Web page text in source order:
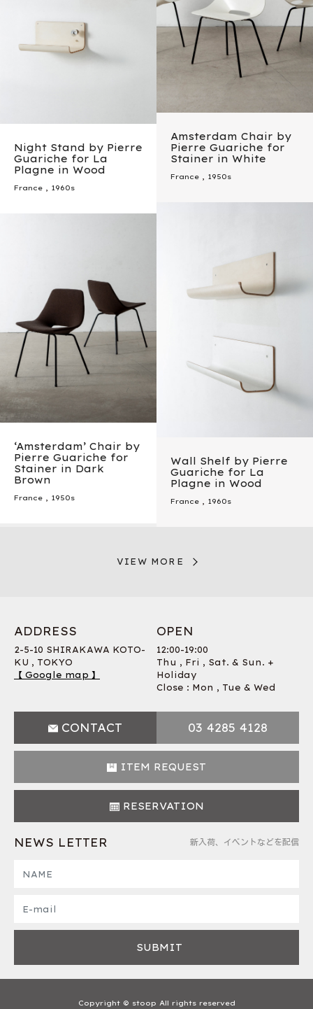
Amsterdam Chair by
Pierre Guariche for
Stainer in White
France , 1950s
Night Stand by Pierre
Guariche for La
Plagne in Wood
France , 1960s
Wall Shelf by Pierre
Guariche for La
Plagne in Wood
France , 1960s
‘Amsterdam’ Chair by
Pierre Guariche for
Stainer in Dark
Brown
France , 1950s
VIEW MORE
ADDRESS
2-5-10 SHIRAKAWA KOTO-
KU , TOKYO
【 Google map 】
OPEN
12:00-19:00
Thu , Fri , Sat. & Sun. +
Holiday
Close : Mon , Tue & Wed
CONTACT 03 4285 4128
ITEM REQUEST
RESERVATION
NEWS LETTER 新入荷、イベントなどを配信
Copyright © stoop All rights reserved